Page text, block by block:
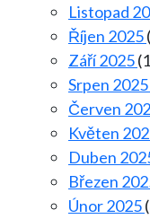
Listopad
Říjen 2025
Září 2025
Srpen 2025
Červen
Květen
Duben
Březen
Únor 2025